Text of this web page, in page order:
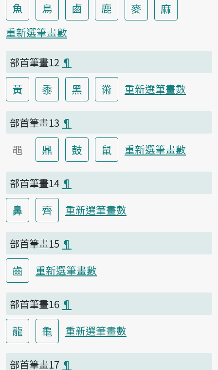
魚 鳥 鹵 鹿 麥 麻
重新選筆畫數
部首筆畫12 ¶
黃 黍 黑 黹 重新選筆畫數
部首筆畫13 ¶
黽 鼎 鼓 鼠 重新選筆畫數
部首筆畫14 ¶
鼻 齊 重新選筆畫數
部首筆畫15 ¶
齒 重新選筆畫數
部首筆畫16 ¶
龍 龜 重新選筆畫數
部首筆畫17 ¶